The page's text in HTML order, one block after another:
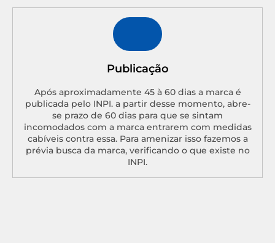
Publicação
Após aproximadamente 45 à 60 dias a marca é
publicada pelo INPI. a partir desse momento, abre-
se prazo de 60 dias para que se sintam
incomodados com a marca entrarem com medidas
cabíveis contra essa. Para amenizar isso fazemos a
prévia busca da marca, verificando o que existe no
INPI.